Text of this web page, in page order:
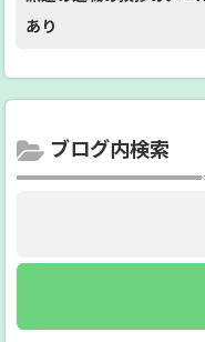
あり
ブログ内検索